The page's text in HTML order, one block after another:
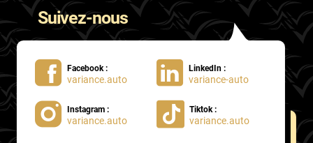
Suivez-nous
Facebook :
variance.auto
LinkedIn :
variance-auto
Instagram :
variance.auto
Tiktok :
variance.auto